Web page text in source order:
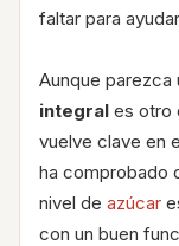
faltar para
Aunque
integral es otro
vuelve clave en
ha comprobado
nivel de azúcar
con un buen